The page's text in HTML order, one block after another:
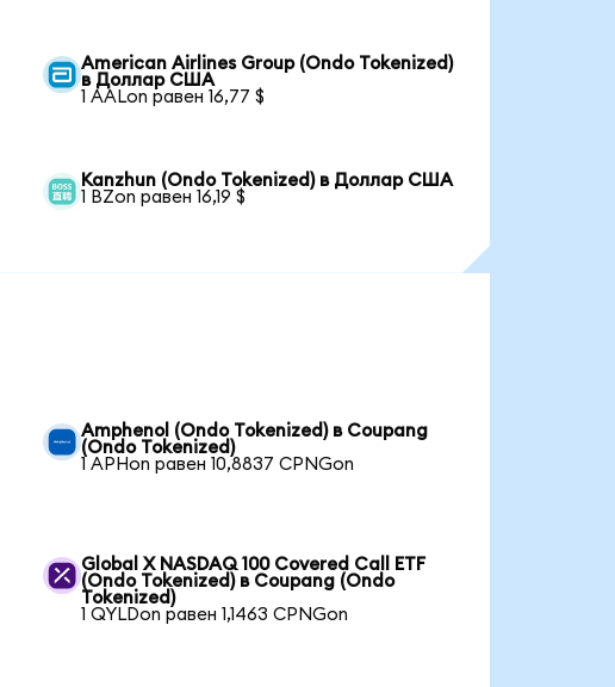
American Airlines Group (Ondo Tokenized)
в Доллар США
1 AALon равен 16,77 $
Kanzhun (Ondo Tokenized) в Доллар США
1 BZon равен 16,19 $
Amphenol (Ondo Tokenized) в Coupang
(Ondo Tokenized)
1 APHon равен 10,8837 CPNGon
Global X NASDAQ 100 Covered Call ETF
(Ondo Tokenized) в Coupang (Ondo
Tokenized)
1 QYLDon равен 1,1463 CPNGon